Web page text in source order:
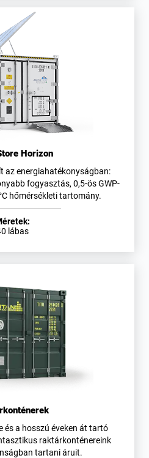
Horizon
az energiahatékonyságban:
fogyasztás, 0,5-ös GWP-
hőmérsékleti tartomány.
lábas
és a hosszú éveken át tartó
raktárkonténereink
tartani áruit.